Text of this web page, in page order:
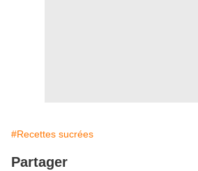
#Recettes sucrées
Partager